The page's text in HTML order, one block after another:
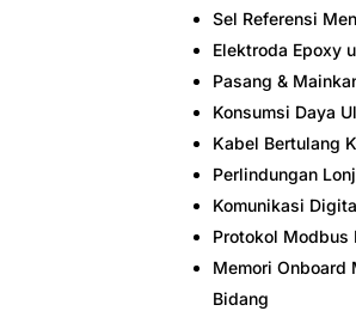
Sel Referensi
Elektroda Epoxy
Pasang &
Konsumsi Daya
Kabel Bertulang
Perlindungan
Komunikasi
Protokol Modbus
Memori Onboard
Bidang